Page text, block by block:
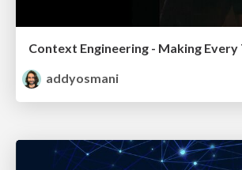
Context Engineering - Making Every
addyosmani